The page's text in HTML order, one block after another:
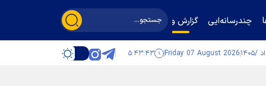
چندرسانه‌ایی گزارش و گفت‌وگو
Friday 07 August 2026 ۵:۴۳:۴۴